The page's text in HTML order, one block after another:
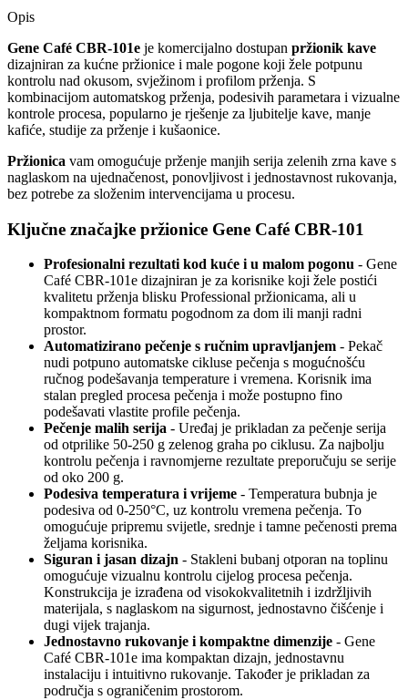
Opis
Gene Café CBR-101e je komercijalno dostupan pržionik kave
dizajniran za kućne pržionice i male pogone koji žele potpunu
kontrolu nad okusom, svježinom i profilom prženja. S
kombinacijom automatskog prženja, podesivih parametara i vizualne
kontrole procesa, popularno je rješenje za ljubitelje kave, manje
kafiće, studije za prženje i kušaonice.
Pržionica vam omogućuje prženje manjih serija zelenih zrna kave s
naglaskom na ujednačenost, ponovljivost i jednostavnost rukovanja,
bez potrebe za složenim intervencijama u procesu.
Ključne značajke pržionice Gene Café CBR-101
Profesionalni rezultati kod kuće i u malom pogonu - Gene
Café CBR-101e dizajniran je za korisnike koji žele postići
kvalitetu prženja blisku Professional pržionicama, ali u
kompaktnom formatu pogodnom za dom ili manji radni
prostor.
Automatizirano pečenje s ručnim upravljanjem - Pekač
nudi potpuno automatske cikluse pečenja s mogućnošću
ručnog podešavanja temperature i vremena. Korisnik ima
stalan pregled procesa pečenja i može postupno fino
podešavati vlastite profile pečenja.
Pečenje malih serija - Uređaj je prikladan za pečenje serija
od otprilike 50-250 g zelenog graha po ciklusu. Za najbolju
kontrolu pečenja i ravnomjerne rezultate preporučuju se serije
od oko 200 g.
Podesiva temperatura i vrijeme - Temperatura bubnja je
podesiva od 0-250°C, uz kontrolu vremena pečenja. To
omogućuje pripremu svijetle, srednje i tamne pečenosti prema
željama korisnika.
Siguran i jasan dizajn - Stakleni bubanj otporan na toplinu
omogućuje vizualnu kontrolu cijelog procesa pečenja.
Konstrukcija je izrađena od visokokvalitetnih i izdržljivih
materijala, s naglaskom na sigurnost, jednostavno čišćenje i
dugi vijek trajanja.
Jednostavno rukovanje i kompaktne dimenzije - Gene
Café CBR-101e ima kompaktan dizajn, jednostavnu
instalaciju i intuitivno rukovanje. Također je prikladan za
područja s ograničenim prostorom.